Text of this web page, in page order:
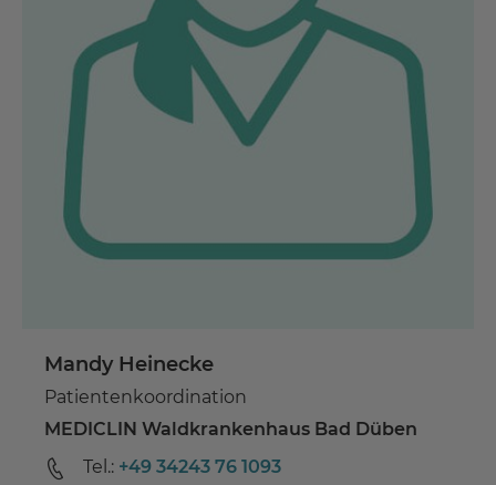
Mandy Heinecke
Patientenkoordination
MEDICLIN Waldkrankenhaus Bad Düben
Tel.: +49 34243 76 1093